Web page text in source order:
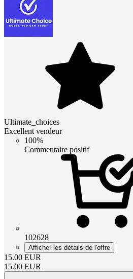
Ultimate_choices
Excellent vendeur
100%
Commentaire positif
102628
Afficher les détails de l'offre
15.00 EUR
15.00 EUR